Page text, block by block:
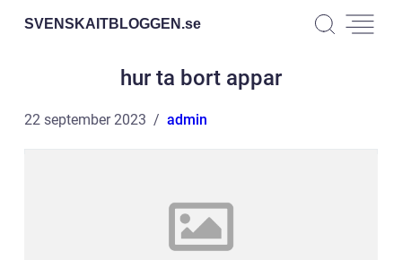
SVENSKAITBLOGGEN.se
hur ta bort appar
22 september 2023 admin